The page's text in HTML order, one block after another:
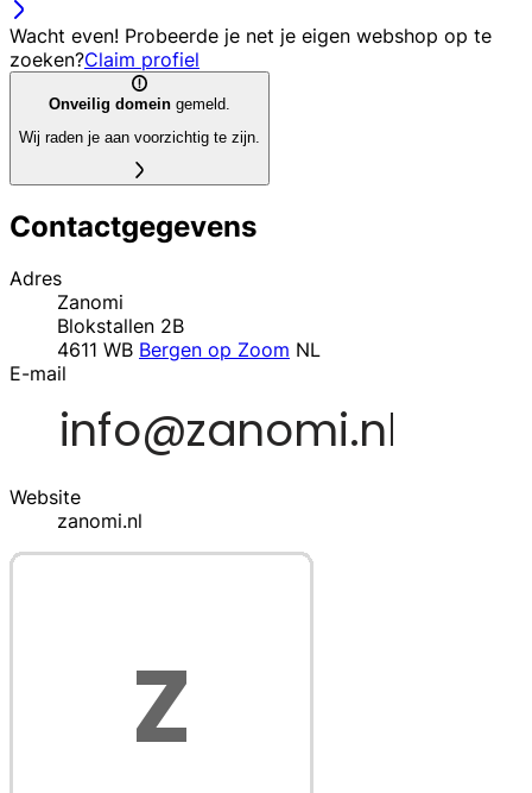
Wacht even! Probeerde je net je eigen webshop op te
zoeken?Claim profiel
Onveilig domein gemeld.
Wij raden je aan voorzichtig te zijn.
Contactgegevens
Adres
Zanomi
Blokstallen 2B
4611 WB Bergen op Zoom NL
E-mail
Website
zanomi.nl